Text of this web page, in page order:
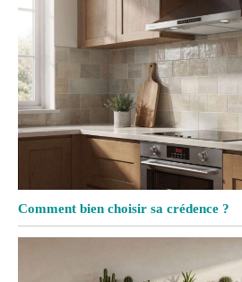
Comment bien choisir sa crédence ?